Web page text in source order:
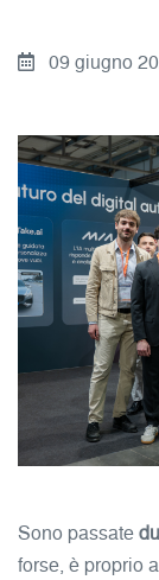
09 giugno
Sono passate
forse, è proprio